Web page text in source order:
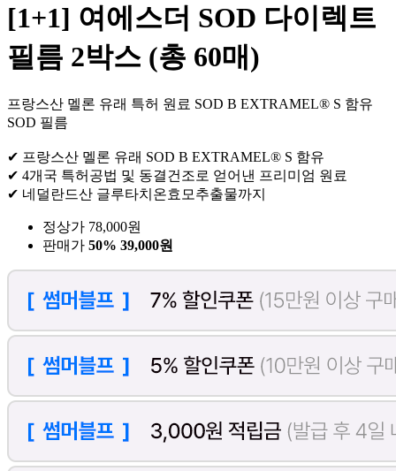
[1+1] 여에스더 SOD 다이렉트
필름 2박스 (총 60매)
프랑스산 멜론 유래 특허 원료 SOD B EXTRAMEL® S 함유
SOD 필름
✔ 프랑스산 멜론 유래 SOD B EXTRAMEL® S 함유
✔ 4개국 특허공법 및 동결건조로 얻어낸 프리미엄 원료
✔ 네덜란드산 글루타치온효모추출물까지
정상가 78,000원
판매가 50% 39,000원